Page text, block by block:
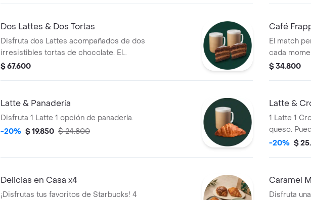
de chocolate blanco y trocitos de galleta.
Dos Lattes & Dos Tortas
Disfruta dos Lattes acompañados de dos
irresistibles tortas de chocolate. El
combo perfecto para compartir
$ 67.600
Café
El match
cada
$ 34.800
Latte & Panadería
Disfruta 1 Latte 1 opción de panadería.
-20% $ 19.850 $ 24.800
Latte &
1 Latte 1
queso.
croissant
-20% $
Delicias en Casa x4
¡Disfrutas tus favoritos de Starbucks! 4
Caramel
Disfruta